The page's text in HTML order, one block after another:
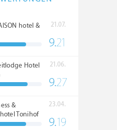
hotel &
21.07.
9.21
Hotel
21.06.
9.27
&
Tonihof
23.04.
9.19